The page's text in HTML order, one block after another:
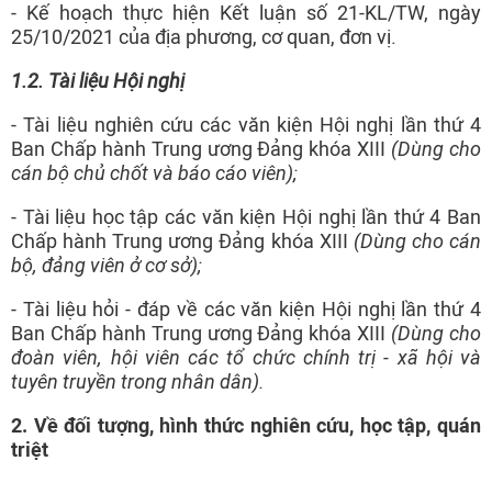
- Kế hoạch thực hiện Kết luận số 21-KL/TW, ngày
25/10/2021 của địa phương, cơ quan, đơn vị.
1.2. Tài liệu Hội nghị
- Tài liệu nghiên cứu các văn kiện Hội nghị lần thứ 4
Ban Chấp hành Trung ương Đảng khóa XIII (Dùng cho
cán bộ chủ chốt và báo cáo viên);
- Tài liệu học tập các văn kiện Hội nghị lần thứ 4 Ban
Chấp hành Trung ương Đảng khóa XIII (Dùng cho cán
bộ, đảng viên ở cơ sở);
- Tài liệu hỏi - đáp về các văn kiện Hội nghị lần thứ 4
Ban Chấp hành Trung ương Đảng khóa XIII (Dùng cho
đoàn viên, hội viên các tổ chức chính trị - xã hội và
tuyên truyền trong nhân dân).
2. Về đối tượng, hình thức nghiên cứu, học tập, quán
triệt